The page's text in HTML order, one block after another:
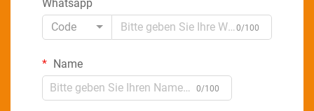
Whatsapp
Code
0/100
Name
0/100